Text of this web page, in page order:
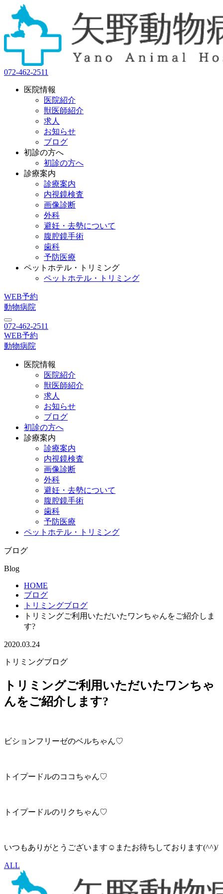
072-462-2511
医院情報
医院紹介
獣医師紹介
求人
お知らせ
ブログ
初診の方へ
初診の方へ
診療案内
診療案内
内視鏡検査
画像診断
外科
避妊・去勢について
腹腔鏡手術
歯科
予防医療
ペットホテル・トリミング
ペットホテル・トリミング
WEB予約
動物病院
072-462-2511
WEB予約
動物病院
医院情報
医院紹介
獣医師紹介
求人
お知らせ
ブログ
初診の方へ
診療案内
診療案内
内視鏡検査
画像診断
外科
避妊・去勢について
腹腔鏡手術
歯科
予防医療
ペットホテル・トリミング
ブログ
Blog
HOME
ブログ
トリミングブログ
トリミングご利用いただいたワンちゃんをご紹介しま
す?
2020.03.24
トリミングブログ
トリミングご利用いただいたワンちゃ
んをご紹介します?
ビションフリーゼのベルちゃん♡
トイプードルのココちゃん♡
トイプードルのリクちゃん♡
いつもありがとうございます☺またお待ちしております(^^)/
ALL